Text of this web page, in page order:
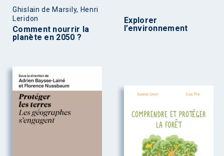
Ghislain de Marsily, Henri
Leridon
Comment nourrir la
planète en 2050 ?
Explorer
l’environnement